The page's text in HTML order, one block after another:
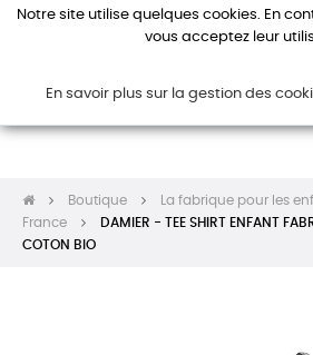
Boutique
La fabrique pour les
France
DAMIER - TEE SHIRT ENFANT
COTON BIO
Notre site utilise quelques cookies. En
vous acceptez leur
En savoir plus sur la gestion des